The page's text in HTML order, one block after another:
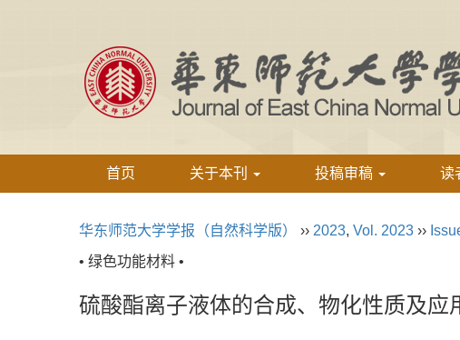
首页 关于本刊 投稿审稿 读
华东师范大学学报（自然科学版） ›› 2023, Vol. 2023 ››
• 绿色功能材料 •
硫酸酯离子液体的合成、物化性质及应